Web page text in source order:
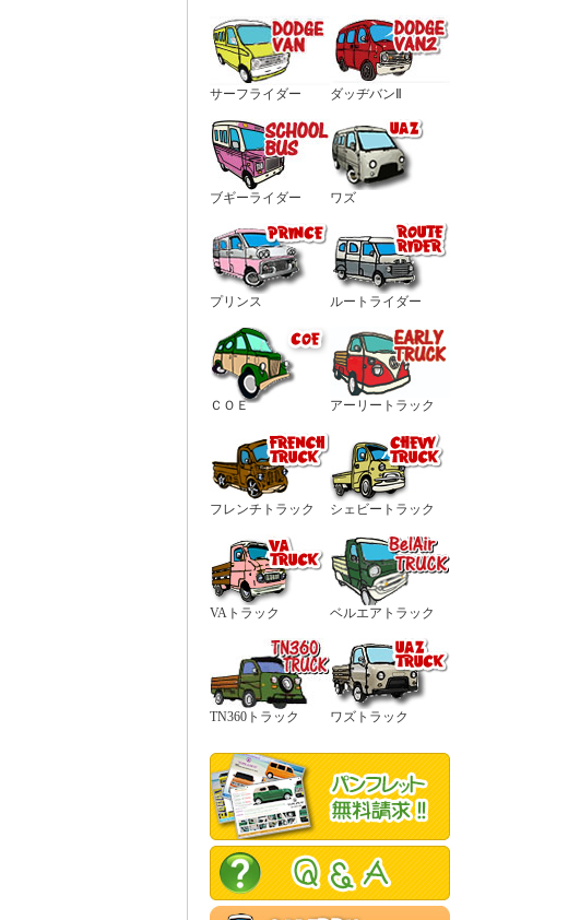
サーフライダー ダッヂバンⅡ
ブギーライダー ワズ
プリンス ルートライダー
ＣＯＥ アーリートラック
フレンチトラック シェビートラック
VAトラック ベルエアトラック
TN360トラック ワズトラック